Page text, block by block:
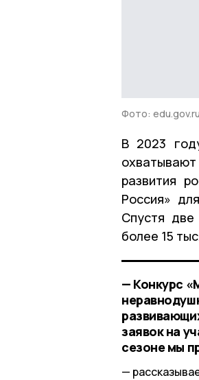
Фото: edu.gov.ru
В 2023
развития
Россия»
Спустя
более 15
— Конкурс
заявок на
сезоне мы